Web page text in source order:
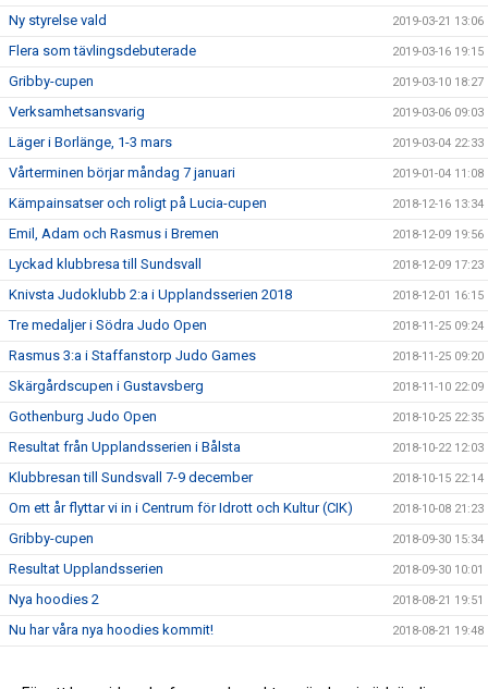
Ny styrelse vald 2019-03-21 13:06
Flera som tävlingsdebuterade 2019-03-16 19:15
Gribby-cupen 2019-03-10 18:27
Verksamhetsansvarig 2019-03-06 09:03
Läger i Borlänge, 1-3 mars 2019-03-04 22:33
Vårterminen börjar måndag 7 januari 2019-01-04 11:08
Kämpainsatser och roligt på Lucia-cupen 2018-12-16 13:34
Emil, Adam och Rasmus i Bremen 2018-12-09 19:56
Lyckad klubbresa till Sundsvall 2018-12-09 17:23
Knivsta Judoklubb 2:a i Upplandsserien 2018 2018-12-01 16:15
Tre medaljer i Södra Judo Open 2018-11-25 09:24
Rasmus 3:a i Staffanstorp Judo Games 2018-11-25 09:20
Skärgårdscupen i Gustavsberg 2018-11-10 22:09
Gothenburg Judo Open 2018-10-25 22:35
Resultat från Upplandsserien i Bålsta 2018-10-22 12:03
Klubbresan till Sundsvall 7-9 december 2018-10-15 22:14
Om ett år flyttar vi in i Centrum för Idrott och Kultur (CIK) 2018-10-08 21:23
Gribby-cupen 2018-09-30 15:34
Resultat Upplandsserien 2018-09-30 10:01
Nya hoodies 2 2018-08-21 19:51
Nu har våra nya hoodies kommit! 2018-08-21 19:48